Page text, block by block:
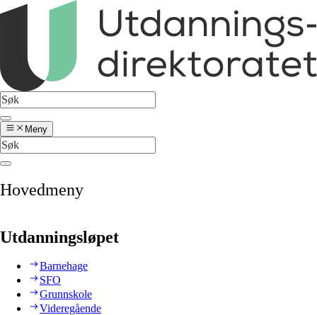
Meny
Hovedmeny
Utdanningsløpet
Barnehage
SFO
Grunnskole
Videregående